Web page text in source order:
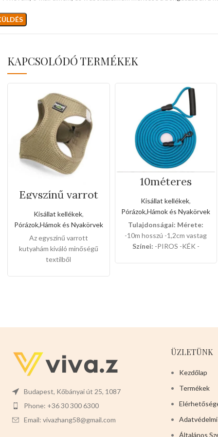
KAPCSOLÓDÓ TERMÉKEK
Egyszínű varrot
kutyahám(Kis
méret)
Kisállat kellékek,
Pórázok,Hámok és Nyakörvek
Az egyszínű varrott
kutyahám kiváló minőségű
textilből
hatása van a forróság ellen.Ez
a termék tökéletes a
házikedvencek számára.
Javasolt testtömeg:3-5kg
SÖTÉTBARNA -VILÁGOS
KÉK -SÖTÉT KÉK -PIROS -
10méteres
kézipóráz
Kisállat kellékek,
Pórázok,Hámok és Nyakörvek
Tulajdonságai: Mérete:
-10m hosszú -1,2cm vastag
Színei: -PIROS -KÉK -
Budapest, Kőbányai út 25, 1087
Phone: +36 30 300 6300
Email: vivazhang58@gmail.com
ÜZLETÜNK
Kezdőlap
Termékek
Általános